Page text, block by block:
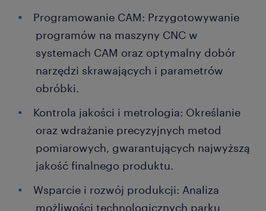
Programowanie CAM: Przygotowywanie
programów na maszyny CNC w
systemach CAM oraz optymalny dobór
narzędzi skrawających i parametrów
obróbki.
Kontrola jakości i metrologia: Określanie
oraz wdrażanie precyzyjnych metod
pomiarowych, gwarantujących najwyższą
jakość finalnego produktu.
Wsparcie i rozwój produkcji: Analiza
możliwości technologicznych parku